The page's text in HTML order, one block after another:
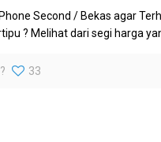
Second / Bekas agar
? Melihat dari segi harga
33